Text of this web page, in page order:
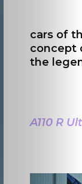
Super
de
cars of
concept
the
A110 R